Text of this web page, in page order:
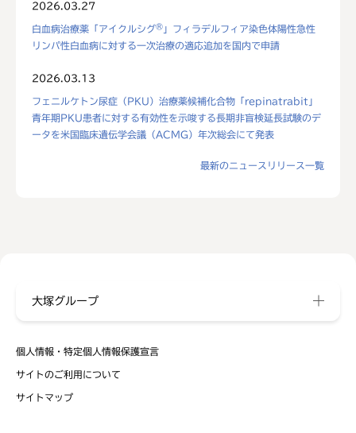
2026.03.27
白血病治療薬「アイクルシグ® 」フィラデルフィア染色体陽性急性
リンパ性白血病に対する一次治療の適応追加を国内で申請
2026.03.13
フェニルケトン尿症（PKU）治療薬候補化合物「repinatrabit」
青年期PKU患者に対する有効性を示唆する長期非盲検延長試験のデ
ータを米国臨床遺伝学会議（ACMG）年次総会にて発表
最新のニュースリリース一覧
個人情報・特定個人情報保護宣言
サイトのご利用について
サイトマップ
大塚グループ